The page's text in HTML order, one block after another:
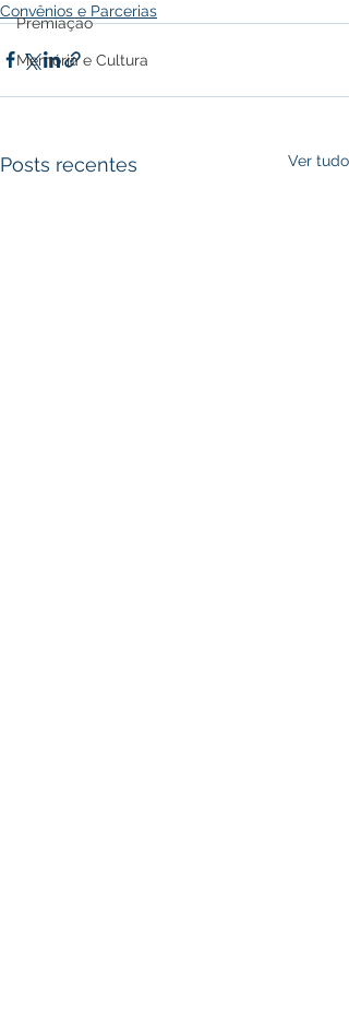
Premiação
Memória e Cultura
Convênios e Parcerias
Posts recentes Ver tudo